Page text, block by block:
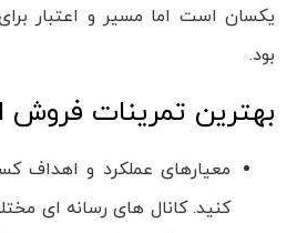
یکسان است اما مسیر و اعتبار
بود.
بهترین تمرینات فروش
معیارهای عملکرد و اهداف
کنید. کانال های رسانه ای